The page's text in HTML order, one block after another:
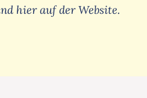
hier auf der Website.